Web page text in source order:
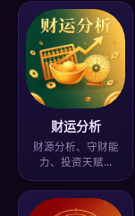
财运分析
财源分析、守财能
力、投资天赋…